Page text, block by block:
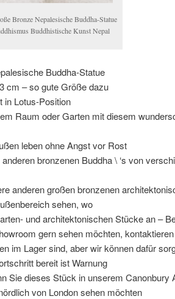
Bronze Nepalesische Buddha-Statue
Buddhistische Kunst Nepal
Buddha-Statue
cm – so gute Größe dazu
in Lotus-Position
Raum oder Garten mit diesem
leben ohne Angst vor Rost
bronzenen Buddha \ ‘s von
anderen großen bronzenen
sehen, wo
und architektonischen Stücke an –
gern sehen möchten,
im Lager sind, aber wir können dafür
bereit ist Warnung
Sie dieses Stück in unserem Canonbury
von London sehen möchten